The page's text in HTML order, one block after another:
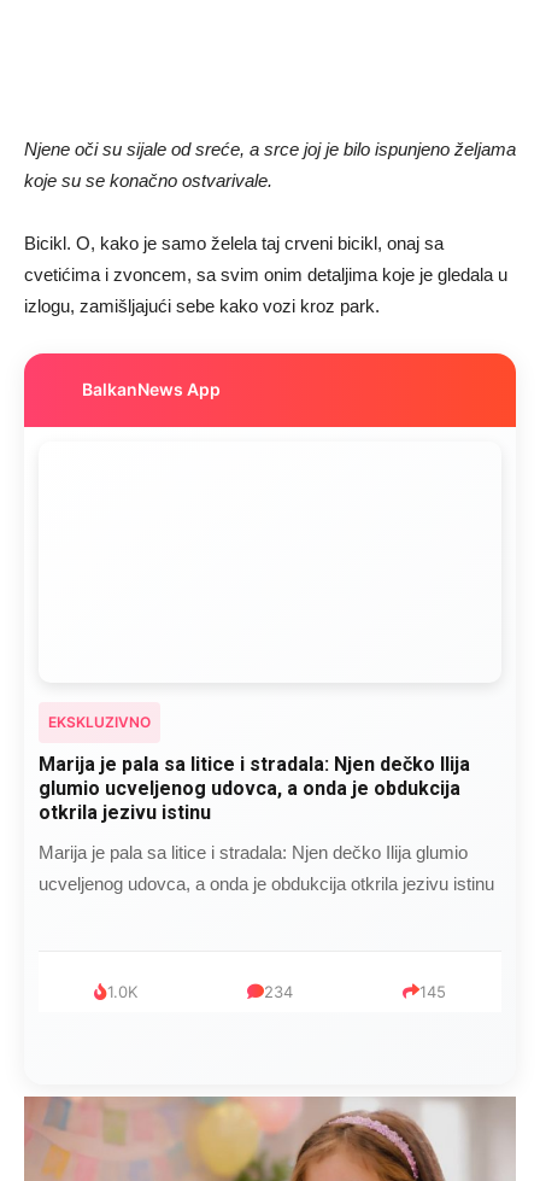
Njene oči su sijale od sreće, a srce joj je bilo ispunjeno željama
koje su se konačno ostvarivale.
Bicikl. O, kako je samo želela taj crveni bicikl, onaj sa
cvetićima i zvoncem, sa svim onim detaljima koje je gledala u
izlogu, zamišljajući sebe kako vozi kroz park.
BalkanNews App
EKSKLUZIVNO
Marija je pala sa litice i stradala: Njen dečko Ilija
glumio ucveljenog udovca, a onda je obdukcija
otkrila jezivu istinu
Marija je pala sa litice i stradala: Njen dečko Ilija glumio
ucveljenog udovca, a onda je obdukcija otkrila jezivu istinu
1.0K 234 145